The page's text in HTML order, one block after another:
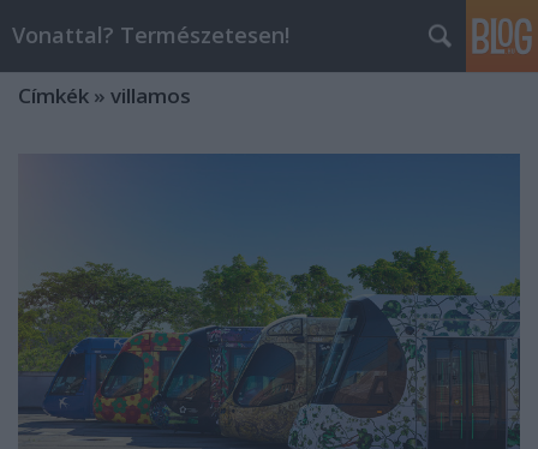
Vonattal? Természetesen!
Címkék » villamos